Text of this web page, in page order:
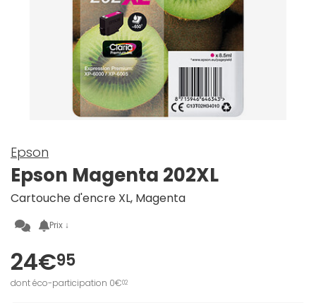
Epson
Epson Magenta 202XL
Cartouche d'encre XL, Magenta
Prix ↓
24€95
dont éco-participation 0€02